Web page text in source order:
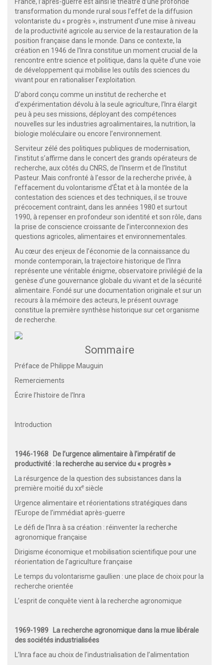
France, l’après-guerre est ainsi le théâtre d’une profonde
transformation du monde rural sous l’effet de la diffusion
volontariste du « progrès », instrument d’une mise à niveau
de la productivité agricole au service de la restauration de la
position française dans le monde. Dans ce contexte, la
création en 1946 de l’Inra constitue un moment crucial de la
rencontre entre science et politique, dans la quête d’une voie
de développement qui mobilise les outils des sciences du
vivant pour en rationaliser l’exploitation.
D’abord conçu comme un institut de recherche et
d’expérimentation dévolu à la seule agriculture, l’Inra élargit
peu à peu ses missions, déployant des compétences
nouvelles sur les industries agroalimentaires, la nutrition, la
biologie moléculaire ou encore l’environnement.
Serviteur zélé des politiques publiques de modernisation,
l’institut s’affirme dans le concert des grands opérateurs de
recherche, aux côtés du CNRS, de l’Inserm et de l’Institut
Pasteur. Mais confronté à l’essor de la recherche privée, à
l’effacement du volontarisme d’État et à la montée de la
contestation des sciences et des techniques, il se trouve
précocement contraint, dans les années 1980 et surtout
1990, à repenser en profondeur son identité et son rôle, dans
la prise de conscience croissante de l’interconnexion des
questions agricoles, alimentaires et environnementales.
Au cœur des enjeux de l’économie de la connaissance du
monde contemporain, la trajectoire historique de l’Inra
représente une véritable énigme, observatoire privilégié de la
genèse d’une gouvernance globale du vivant et de la sécurité
alimentaire. Fondé sur une documentation originale et sur un
recours à la mémoire des acteurs, le présent ouvrage
constitue la première synthèse historique sur cet organisme
de recherche.
Sommaire
Préface de Philippe Mauguin
Remerciements
Écrire l’histoire de l’Inra
Introduction
1946-1968 De l’urgence alimentaire à l’impératif de
productivité : la recherche au service du « progrès »
La résurgence de la question des subsistances dans la
première moitié du xxe siècle
Urgence alimentaire et réorientations stratégiques dans
l’Europe de l’immédiat après-guerre
Le défi de l’Inra à sa création : réinventer la recherche
agronomique française
Dirigisme économique et mobilisation scientifique pour une
réorientation de l’agriculture française
Le temps du volontarisme gaullien : une place de choix pour la
recherche orientée
L’esprit de conquête vient à la recherche agronomique
1969-1989 La recherche agronomique dans la mue libérale
des sociétés industrialisées
L’Inra face au choix de l’industrialisation de l’alimentation